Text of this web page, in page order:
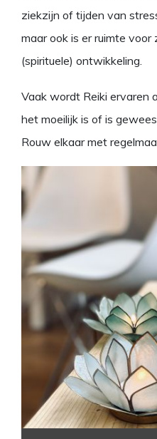
ziekzijn of tijden van
maar ook is er ruimte
(spirituele) ontwikkeling.
Vaak wordt Reiki ervaren
het moeilijk is of is
Rouw elkaar met